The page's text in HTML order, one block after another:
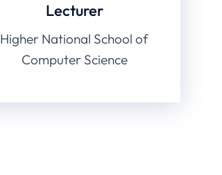
Lecturer
Higher National School of
Computer Science